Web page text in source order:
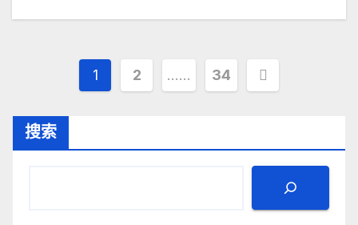
文
分
1 2 …… 34
搜索